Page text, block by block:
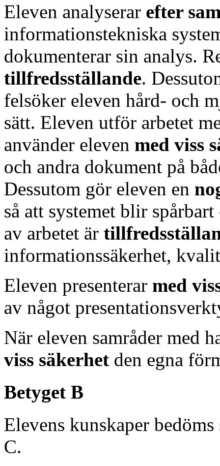
Eleven analyserar efter
informationstekniska
dokumenterar sin analys.
tillfredsställande.
felsöker eleven hård- och
sätt. Eleven utför arbetet
använder eleven med viss
och andra dokument på
Dessutom gör eleven en
så att systemet blir
av arbetet är
informationssäkerhet,
Eleven presenterar med
av något
När eleven samråder med
viss säkerhet den egna
Betyget B
Elevens kunskaper
C.